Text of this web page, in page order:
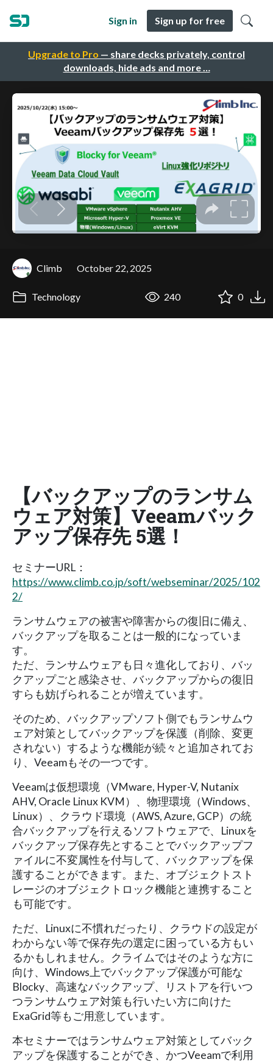
Upgrade to Pro — share decks privately, control
downloads, hide ads and more …
Sign in Sign up for free
Climb October 22, 2025
Technology 240 0
【バックアップのランサム
ウェア対策】Veeamバック
アップ保存先 5選！
セミナーURL：
https://www.climb.co.jp/soft/webseminar/2025/102
2/
ランサムウェアの被害や障害からの復旧に備え、
バックアップを取ることは一般的になっていま
す。
ただ、ランサムウェアも日々進化しており、バッ
クアップごと感染させ、バックアップからの復旧
すらも妨げられることが増えています。
そのため、バックアップソフト側でもランサムウ
ェア対策としてバックアップを保護（削除、変更
されない）するような機能が続々と追加されてお
り、Veeamもその一つです。
Veeamは仮想環境（VMware, Hyper-V, Nutanix
AHV, Oracle Linux KVM）、物理環境（Windows、
Linux）、クラウド環境（AWS, Azure, GCP）の統
合バックアップを行えるソフトウェアで、Linuxを
バックアップ保存先とすることでバックアップフ
ァイルに不変属性を付与して、バックアップを保
護することができます。また、オブジェクトスト
レージのオブジェクトロック機能と連携すること
も可能です。
ただ、Linuxに不慣れだったり、クラウドの設定が
わからない等で保存先の選定に困っている方もい
るかもしれません。クライムではそのような方に
向け、Windows上でバックアップ保護が可能な
Blocky、高速なバックアップ、リストアを行いつ
つランサムウェア対策も行いたい方に向けた
ExaGrid等もご用意しています。
本セミナーではランサムウェア対策としてバック
アップを保護することができ、かつVeeamで利用